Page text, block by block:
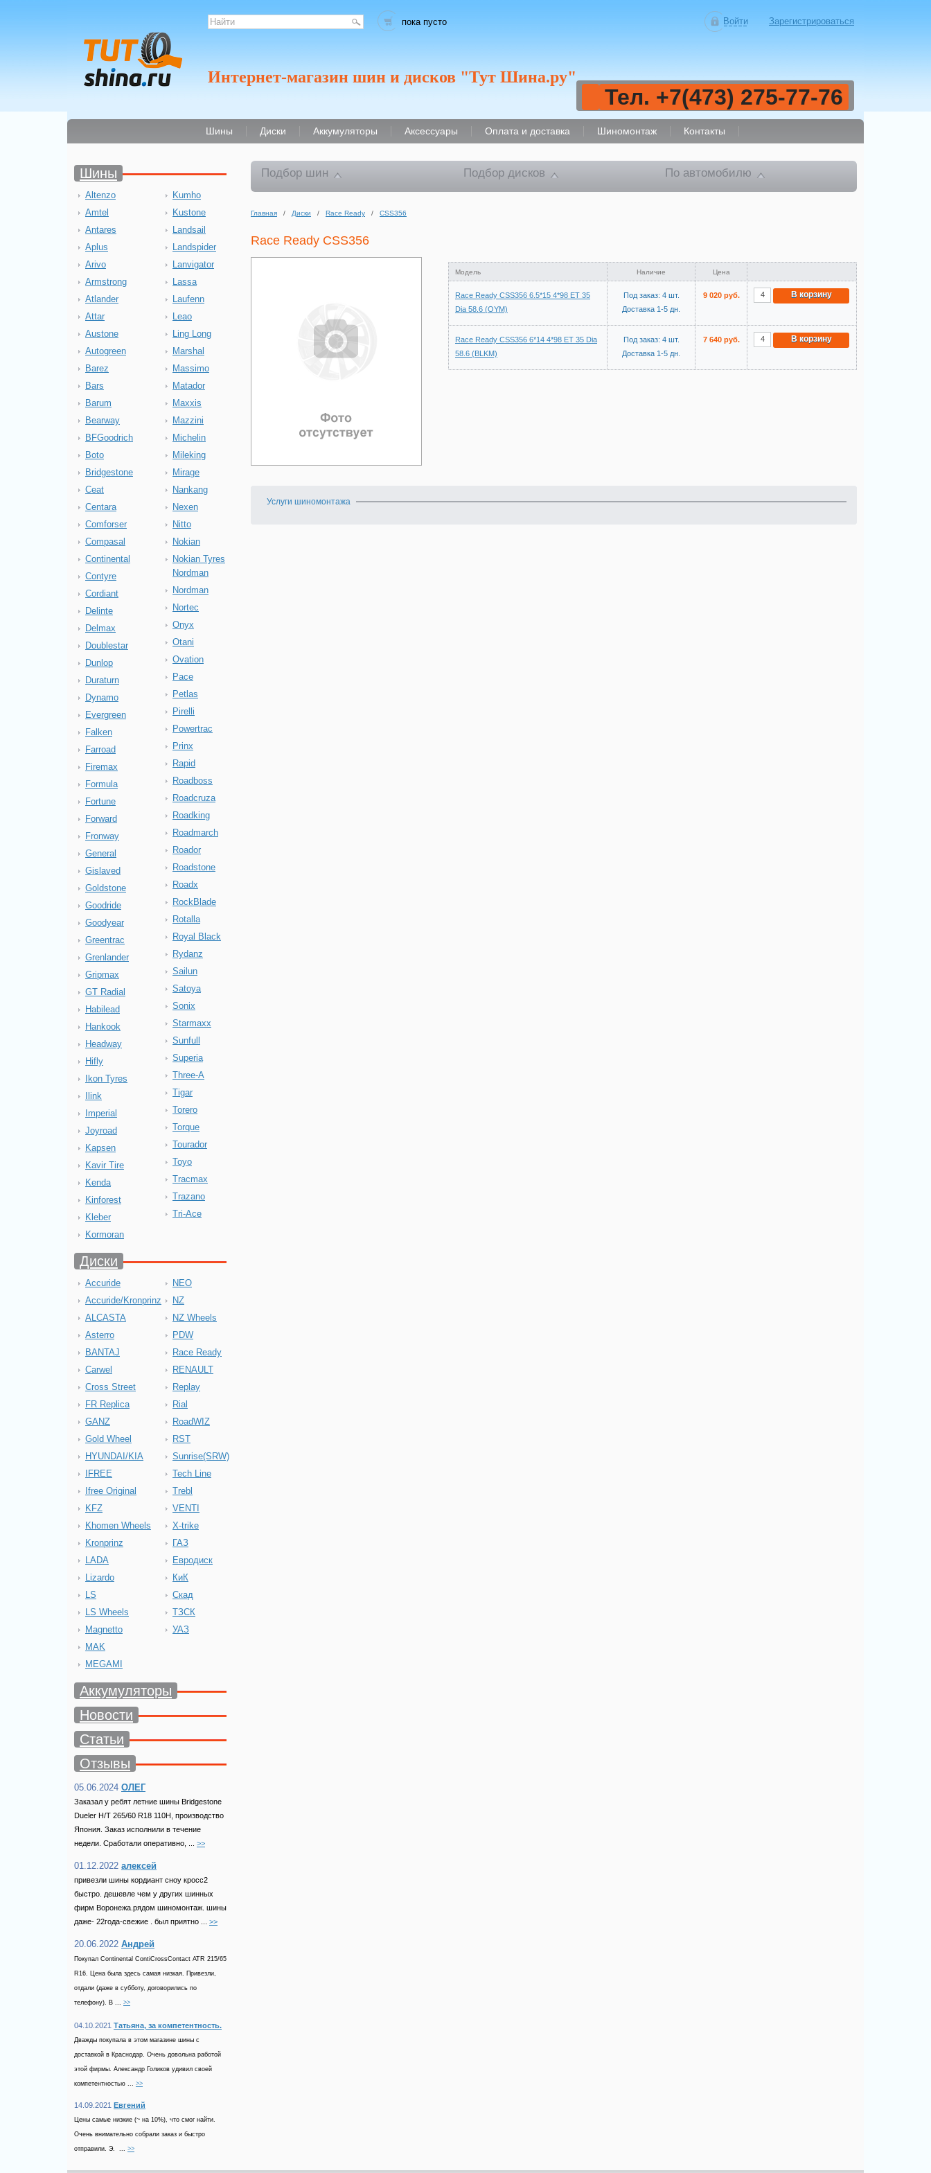
пока пусто Зарегистрироваться
Войти
Интернет-магазин шин и дисков "Тут Шина.ру"
Тел. +7(473) 275-77-76
Шины Диски Аккумуляторы Аксессуары Оплата и доставка Шиномонтаж Контакты
Шины
Altenzo
Amtel
Antares
Aplus
Arivo
Armstrong
Atlander
Attar
Austone
Autogreen
Barez
Bars
Barum
Bearway
BFGoodrich
Boto
Bridgestone
Ceat
Centara
Comforser
Compasal
Continental
Contyre
Cordiant
Delinte
Delmax
Doublestar
Dunlop
Duraturn
Dynamo
Evergreen
Falken
Farroad
Firemax
Formula
Fortune
Forward
Fronway
General
Gislaved
Goldstone
Goodride
Goodyear
Greentrac
Grenlander
Gripmax
GT Radial
Habilead
Hankook
Headway
Hifly
Ikon Tyres
Ilink
Imperial
Joyroad
Kapsen
Kavir Tire
Kenda
Kinforest
Kleber
Kormoran
Kumho
Kustone
Landsail
Landspider
Lanvigator
Lassa
Laufenn
Leao
Ling Long
Marshal
Massimo
Matador
Maxxis
Mazzini
Michelin
Mileking
Mirage
Nankang
Nexen
Nitto
Nokian
Nokian Tyres
Nordman
Nordman
Nortec
Onyx
Otani
Ovation
Pace
Petlas
Pirelli
Powertrac
Prinx
Rapid
Roadboss
Roadcruza
Roadking
Roadmarch
Roador
Roadstone
Roadx
RockBlade
Rotalla
Royal Black
Rydanz
Sailun
Satoya
Sonix
Starmaxx
Sunfull
Superia
Three-A
Tigar
Torero
Torque
Tourador
Toyo
Tracmax
Trazano
Tri-Ace
Диски
Accuride
Accuride/Kronprinz
ALCASTA
Asterro
BANTAJ
Carwel
Cross Street
FR Replica
GANZ
Gold Wheel
HYUNDAI/KIA
IFREE
Ifree Original
KFZ
Khomen Wheels
Kronprinz
LADA
Lizardo
LS
LS Wheels
Magnetto
MAK
MEGAMI
NEO
NZ
NZ Wheels
PDW
Race Ready
RENAULT
Replay
Rial
RoadWIZ
RST
Sunrise(SRW)
Tech Line
Trebl
VENTI
X-trike
ГАЗ
Евродиск
КиК
Скад
ТЗСК
УАЗ
Аккумуляторы
Новости
Статьи
Отзывы
05.06.2024 ОЛЕГ
Заказал у ребят летние шины Bridgestone
Dueler H/T 265/60 R18 110H, производство
Япония. Заказ исполнили в течение
недели. Сработали оперативно, ... >>
01.12.2022 алексей
привезли шины кордиант сноу кросс2
быстро. дешевле чем у других шинных
фирм Воронежа.рядом шиномонтаж. шины
даже- 22года-свежие . был приятно ... >>
20.06.2022 Андрей
Покупал Continental ContiCrossContact ATR 215/65
R16. Цена была здесь самая низкая. Привезли,
отдали (даже в субботу, договорились по
телефону). В ... >>
04.10.2021 Татьяна, за компетентность.
Дважды покупала в этом магазине шины с
доставкой в Краснодар. Очень довольна работой
этой фирмы. Александр Голиков удивил своей
компетентностью ... >>
14.09.2021 Евгений
Цены самые низкие (~ на 10%), что смог найти.
Очень внимательно собрали заказ и быстро
отправили. Э. ... >>
Подбор шин Подбор дисков По автомобилю
Главная / Диски / Race Ready / CSS356
Race Ready CSS356
Модель Наличие Цена
Race Ready CSS356 6.5*15 4*98 ET 35
Dia 58.6 (OYM)
Под заказ: 4 шт.
Доставка 1-5 дн.
9 020 руб. В корзину
Race Ready CSS356 6*14 4*98 ET 35 Dia
58.6 (BLKM)
Под заказ: 4 шт.
Доставка 1-5 дн.
7 640 руб. В корзину
Услуги шиномонтажа